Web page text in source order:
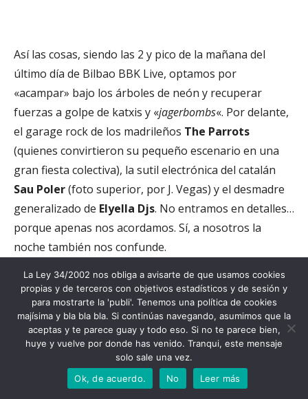
Así las cosas, siendo las 2 y pico de la mañana del
último día de Bilbao BBK Live, optamos por
«acampar» bajo los árboles de neón y recuperar
fuerzas a golpe de katxis y «jagerbombs«. Por delante,
el garage rock de los madrileños The Parrots
(quienes convirtieron su pequeño escenario en una
gran fiesta colectiva), la sutil electrónica del catalán
Sau Poler(foto superior, por J. Vegas) y el desmadre
generalizado de Elyella Djs. No entramos en detalles…
porque apenas nos acordamos. Sí, a nosotros la
noche también nos confunde.
11 JULIO,2015, BBK LIVE
IMÁGENES , JORNADA MONSTERS AND MEN
MONSTERS AND MEN,RESEÑA SÁBADO TERCER,THE TING
La Ley 34/2002 nos obliga a avisarte de que usamos cookies
propias y de terceros con objetivos estadísticos y de sesión y
para mostrarte la 'publi'. Tenemos una política de cookies
majísima y bla bla bla. Si continúas navegando, asumimos que la
aceptas y te parece guay y todo eso. Si no te parece bien,
huye y vuelve por donde has venido. Tranqui, este mensaje
solo sale una vez.
Ok, de acuerdo.
No Leer más